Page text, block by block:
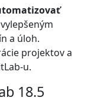
a úloh.
projektov a
u.
18.5